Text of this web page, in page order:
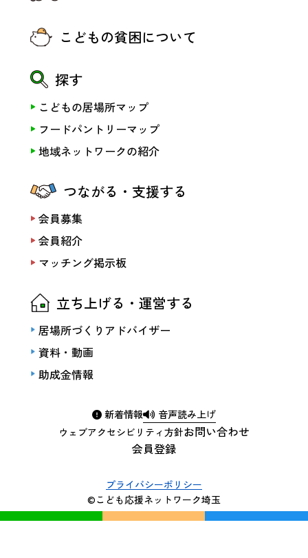
新着情報 音声読み上げ
会員登録
お問い合わせ
ウェブアクセシビリティ方針
こどもの貧困について
探す
こどもの居場所マップ
フードパントリーマップ
地域ネットワークの紹介
つながる・支援する
会員募集
会員紹介
マッチング掲示板
立ち上げる・運営する
居場所づくりアドバイザー
資料・動画
助成金情報
プライバシーポリシー
©こども応援ネットワーク埼玉